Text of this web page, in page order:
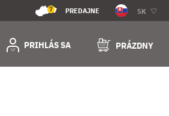
7 PREDAJNE SK
PRIHLÁS SA PRÁZDNY